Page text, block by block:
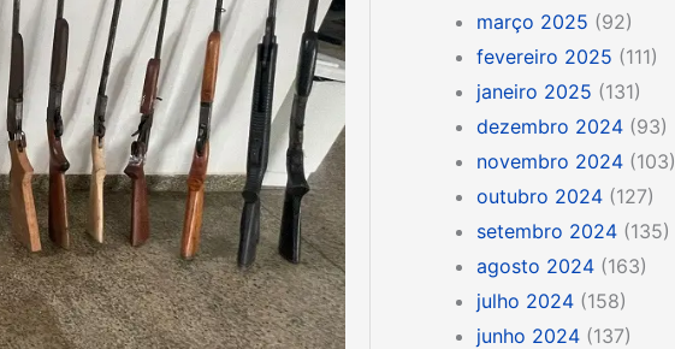
março 2025 (92)
fevereiro 2025 (111)
janeiro 2025 (131)
dezembro 2024 (93)
novembro 2024 (103)
outubro 2024 (127)
setembro 2024 (135)
agosto 2024 (163)
julho 2024 (158)
junho 2024 (137)